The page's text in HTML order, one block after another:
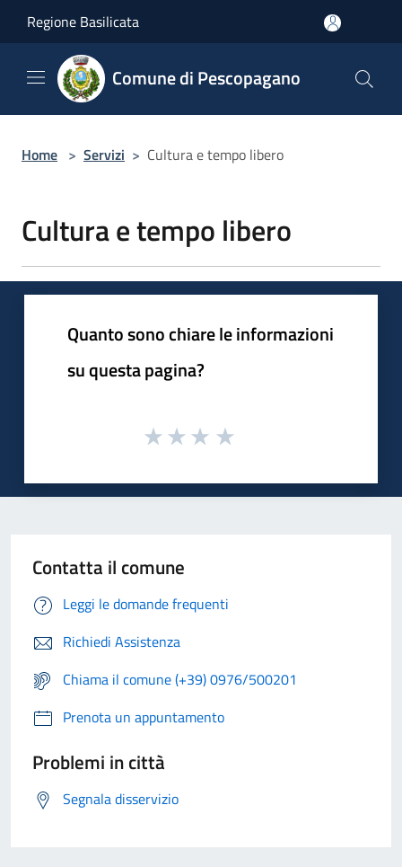
Regione Basilicata
Comune di Pescopagano
Home > Servizi > Cultura e tempo libero
Cultura e tempo libero
Quanto sono chiare le informazioni
su questa pagina?
Contatta il comune
Leggi le domande frequenti
Richiedi Assistenza
Chiama il comune (+39) 0976/500201
Prenota un appuntamento
Problemi in città
Segnala disservizio